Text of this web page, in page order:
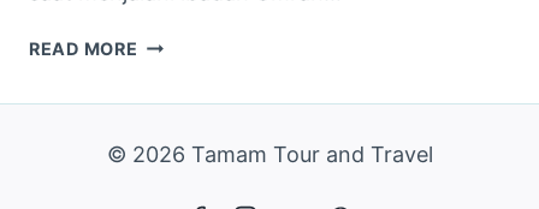
READ MORE TAK
PENGALAMAN
DENGAN
© 2026 Tamam Tour and Travel